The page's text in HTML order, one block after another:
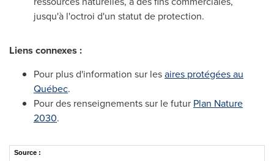
jusqu'à l'octroi d'un statut de protection.
Liens connexes :
Pour plus d'information sur lesaires protégées au
Québec.
Pour des renseignements sur le futur Plan Nature
2030.
Source :